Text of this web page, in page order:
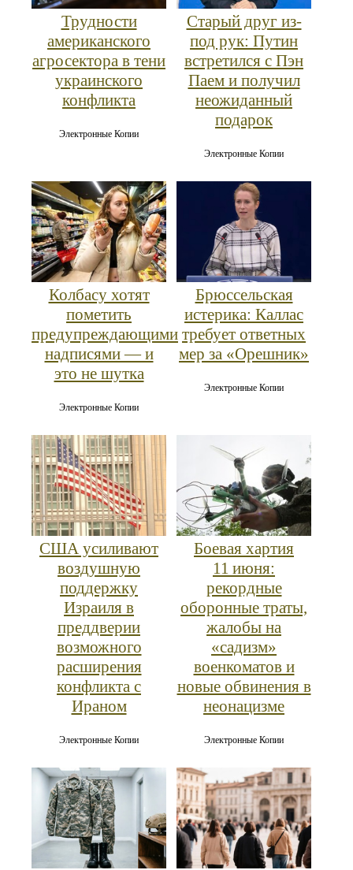
Трудности
американского
агросектора в тени
украинского
конфликта
Электронные Копии
Старый друг из-
под рук: Путин
встретился с Пэн
Паем и получил
неожиданный
подарок
Электронные Копии
Колбасу хотят
пометить
предупреждающими
надписями — и
это не шутка
Электронные Копии
Брюссельская
истерика: Каллас
требует ответных
мер за «Орешник»
Электронные Копии
США усиливают
воздушную
поддержку
Израиля в
преддверии
возможного
расширения
конфликта с
Ираном
Электронные Копии
Боевая хартия
11 июня:
рекордные
оборонные траты,
жалобы на
«садизм»
военкоматов и
новые обвинения в
неонацизме
Электронные Копии